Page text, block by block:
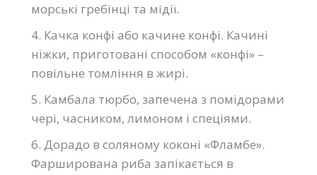
морські гребінці та мідії.
4. Качка конфі або качине конфі. Качині
ніжки, приготовані способом «конфі» –
повільне томління в жирі.
5. Камбала тюрбо, запечена з помідорами
чері, часником, лимоном і спеціями.
6. Дорадо в соляному коконі «Фламбе».
Фарширована риба запікається в